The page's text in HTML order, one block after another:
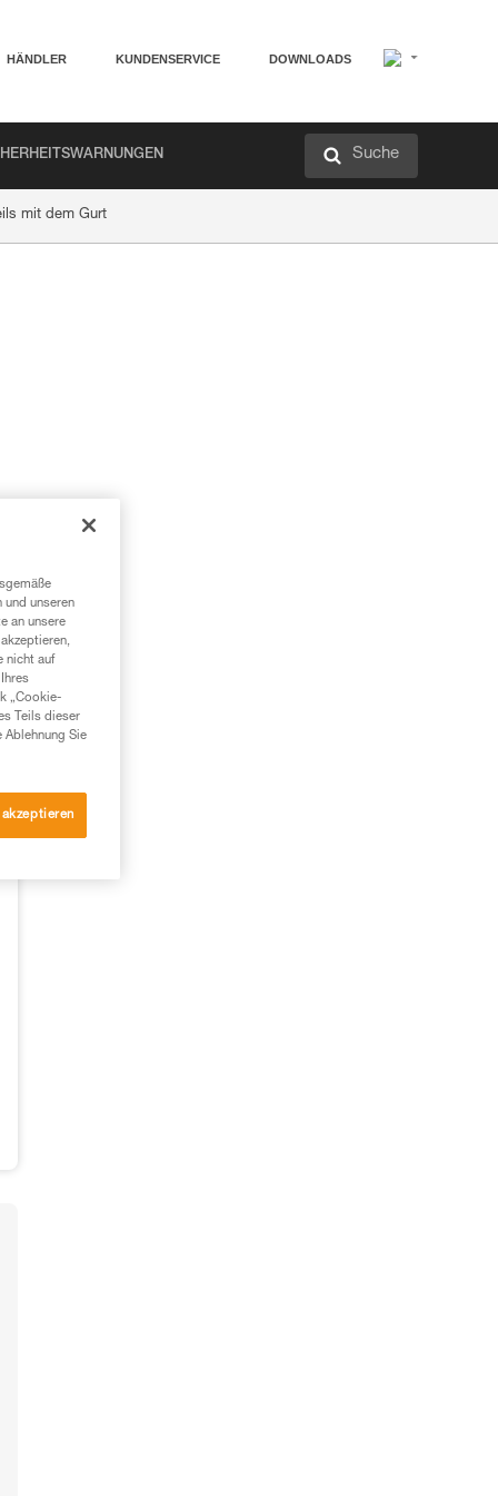
HÄNDLER KUNDENSERVICE DOWNLOADS
Suche
mit dem Gurt
und unseren
an unsere
nicht auf
„Cookie-
Teils dieser
Ablehnung Sie